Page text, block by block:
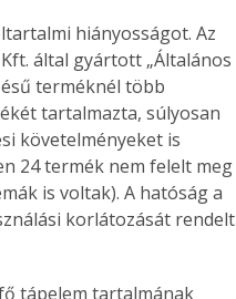
hiányosságot. Az
által gyártott „Általános
terméknél több
tartalmazta, súlyosan
követelményeket is
24 termék nem felelt meg
is voltak). A hatóság a
korlátozását rendelt
tápelem tartalmának